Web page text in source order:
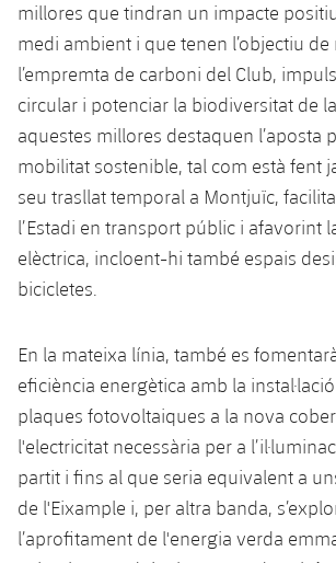
millores que tindran un impacte
medi ambient i que tenen l’objectiu
l’empremta de carboni del Club,
circular i potenciar la biodiversitat de
aquestes millores destaquen l’aposta
mobilitat sostenible, tal com està fent
seu trasllat temporal a Montjuïc,
l’Estadi en transport públic i afavorint
elèctrica, incloent-hi també espais
bicicletes.
En la mateixa línia, també es
eficiència energètica amb la
plaques fotovoltaiques a la nova
l'electricitat necessària per a
partit i fins al que seria equivalent a
de l'Eixample i, per altra banda,
l’aprofitament de l'energia verda